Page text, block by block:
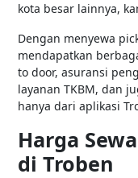
kota besar lainnya,
Dengan menyewa
mendapatkan
to door, asuransi
layanan TKBM, dan
hanya dari aplikasi
Harga
di Troben